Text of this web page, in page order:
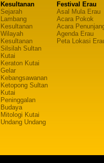
Kesultanan
Sejarah
Lambang
Kesultanan
Wilayah
Kesultanan
Silsilah Sultan
Kutai
Keraton Kutai
Gelar
Kebangsawanan
Ketopong Sultan
Kutai
Peninggalan
Budaya
Mitologi Kutai
Undang Undang
Festival Erau
Asal Mula Erau
Acara Pokok
Acara
Agenda Erau
Peta Lokasi